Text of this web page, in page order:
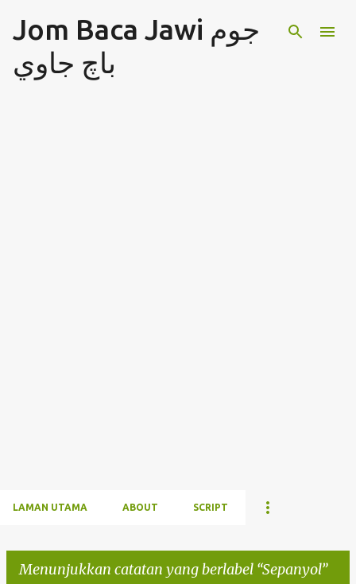
Langkau ke kandungan utamaJom Baca Jawi جوم
باچ جاوي
LAMAN UTAMA ABOUT SCRIPT
Menunjukkan catatan yang berlabel Sepanyol